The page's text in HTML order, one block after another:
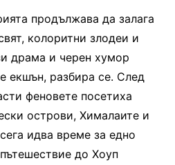
продължава да залага
колоритни злодеи и
драма и черен хумор
екшън, разбира се. След
феновете посетиха
острови, Хималаите и
идва време за едно
до Хоуп